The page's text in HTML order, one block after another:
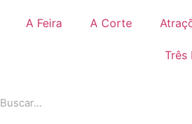
A Feira A Corte
Três